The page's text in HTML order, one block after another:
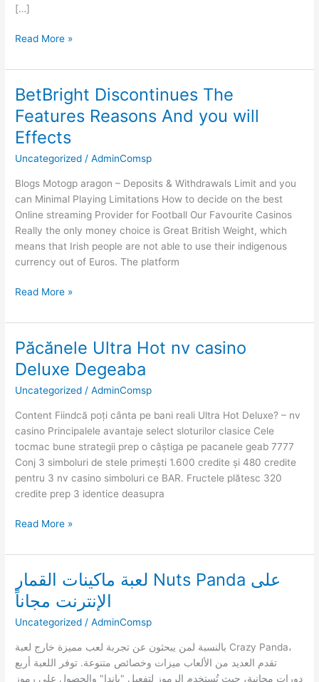
[…]
Read More »
BetBright Discontinues The
Features Reasons And you will
Effects
Uncategorized /AdminComsp
Blogs Motogp aragon – Deposits & Withdrawals Limit and you
can Minimal Playing Limitations How to decide on the best
Online streaming Provider for Football Our Favourite Casinos
Really the only money choice is Great British Weight, which
means that Irish people are not able to use their indigenous
currency out of Euros. The platform
BetBright
Discontinues
The
Features
Reasons
you
will
Effects
Read More »
Păcănele Ultra Hot nv casino
Deluxe Degeaba
Uncategorized /AdminComsp
Content Fiindcă poți cânta pe bani reali Ultra Hot Deluxe? – nv
casino Principalele avantaje select sloturilor clasice Cele
tocmac bune strategii prep o câștiga pe pacanele geab 7777
Conj 3 simboluri de stele primești 1.600 credite și 480 credite
pentru 3 nv casino simboluri ce BAR. Fructele plătesc 320
credite prep 3 identice deasupra
Păcănele
Ultra
Hot
nv
Read More »
لعبة ماكينات القمار Nuts Panda على
الإنترنت مجاناً
Uncategorized /AdminComsp
بالنسبة لمن يبحثون عن تجربة لعب مميزة خارج لعبة Crazy Panda،
تقدم العديد من الألعاب ميزات وخصائص متنوعة. توفر اللعبة أربع
دورات مجانية، حيث تُستخدم الرموز لتفعيل "باندا" والحصول على رموز
لعبة
ماكينات
القمار
Nuts
على
الإنترنت